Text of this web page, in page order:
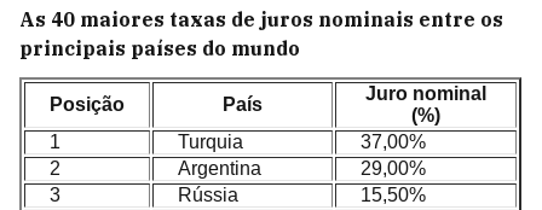
As 40 maiores taxas de juros nominais entre os
principais países do mundo
Posição País
Juro nominal
(%)
1
Turquia
37,00%
2
Argentina
29,00%
3
Rússia
15,50%